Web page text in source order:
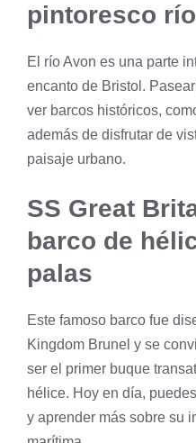
pintoresco
El río Avon es una parte
encanto de Bristol.
ver barcos históricos,
además de disfrutar de
paisaje urbano.
SS Great
barco de
palas
Este famoso barco fue
Kingdom Brunel y se
ser el primer buque
hélice. Hoy en día,
y aprender más sobre su